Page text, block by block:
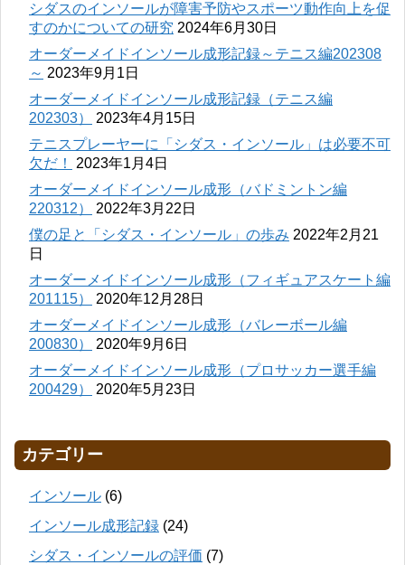
シダスのインソールが障害予防やスポーツ動作向上を促
すのかについての研究 2024年6月30日
オーダーメイドインソール成形記録～テニス編202308
～ 2023年9月1日
オーダーメイドインソール成形記録（テニス編
202303）
2023年4月15日
テニスプレーヤーに「シダス・インソール」は必要不可
欠だ！
2023年1月4日
オーダーメイドインソール成形（バドミントン編
220312）
2022年3月22日
僕の足と「シダス・インソール」の歩み 2022年2月21
日
オーダーメイドインソール成形（フィギュアスケート編
201115）
2020年12月28日
オーダーメイドインソール成形（バレーボール編
200830）
2020年9月6日
オーダーメイドインソール成形（プロサッカー選手編
200429）
2020年5月23日
カテゴリー
インソール (6)
インソール成形記録 (24)
シダス・インソールの評価 (7)